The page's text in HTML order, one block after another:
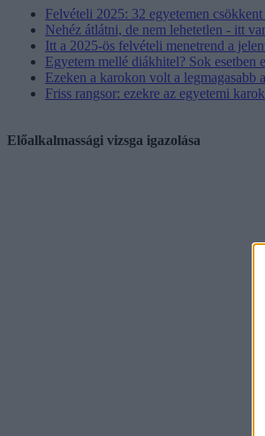
Felvételi 2025: 32 egyetemen
Nehéz átlátni, de nem lehetetlen - itt
Itt a 2025-ös felvételi menetrend a
Egyetem mellé diákhitel? Sok esetben
Ezeken a karokon volt a legmagasabb
Friss rangsor: ezekre az egyetemi
Előalkalmassági vizsga igazolása